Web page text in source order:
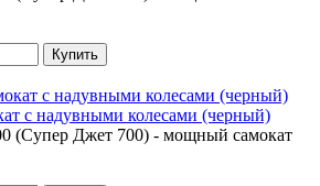
с надувными колесами (черный)
(Супер Джет 700) - мощный самокат